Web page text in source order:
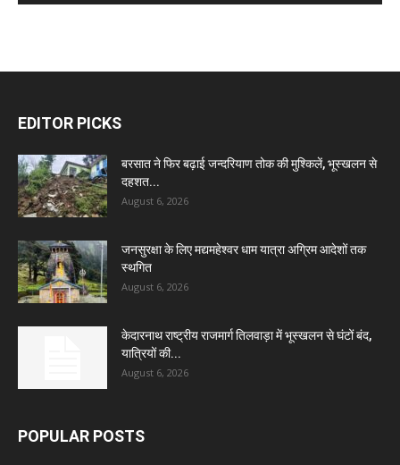
EDITOR PICKS
बरसात ने फिर बढ़ाई जन्दरियाण तोक की मुश्किलें, भूस्खलन से
दहशत...
August 6, 2026
जनसुरक्षा के लिए मद्यमहेश्वर धाम यात्रा अग्रिम आदेशों तक
स्थगित
August 6, 2026
केदारनाथ राष्ट्रीय राजमार्ग तिलवाड़ा में भूस्खलन से घंटों बंद,
यात्रियों की...
August 6, 2026
POPULAR POSTS